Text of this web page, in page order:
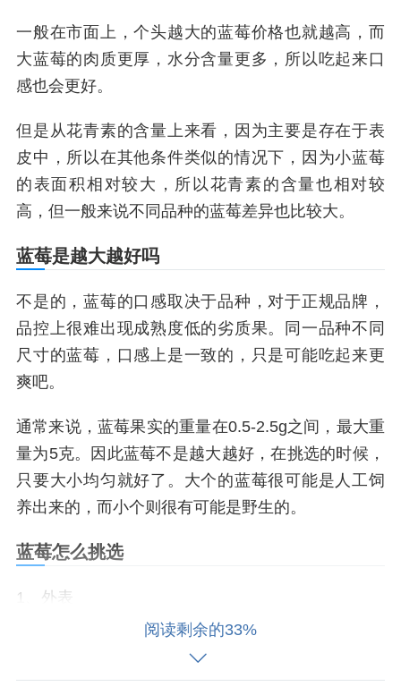
一般在市面上，个头越大的蓝莓价格也就越高，而
大蓝莓的肉质更厚，水分含量更多，所以吃起来口
感也会更好。
但是从花青素的含量上来看，因为主要是存在于表
皮中，所以在其他条件类似的情况下，因为小蓝莓
的表面积相对较大，所以花青素的含量也相对较
高，但一般来说不同品种的蓝莓差异也比较大。
蓝莓是越大越好吗
不是的，蓝莓的口感取决于品种，对于正规品牌，
品控上很难出现成熟度低的劣质果。同一品种不同
尺寸的蓝莓，口感上是一致的，只是可能吃起来更
爽吧。
通常来说，蓝莓果实的重量在0.5-2.5g之间，最大重
量为5克。因此蓝莓不是越大越好，在挑选的时候，
只要大小均匀就好了。大个的蓝莓很可能是人工饲
养出来的，而小个则很有可能是野生的。
蓝莓怎么挑选
1、外表
一般质量好的蓝莓会比较圆润、大小比较均匀，而
阅读剩余的33%